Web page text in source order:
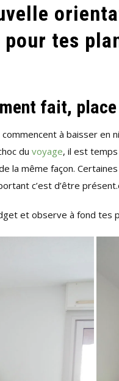
pour tes
fait, place
à baisser en
du voyage, il est
la même façon.
c’est d’être
et observe à fond